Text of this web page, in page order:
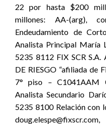
22 por hasta $200
millones: AA-(arg),
Endeudamiento de
Analista Principal María
5235 8112 FIX SCR
DE RIESGO “afiliada de
7° piso – C1041AAM
Analista Secundario
5235 8100 Relación con